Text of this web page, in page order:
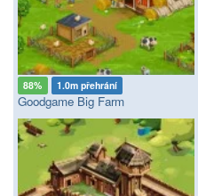
88% 1.0m přehrání
Goodgame Big Farm